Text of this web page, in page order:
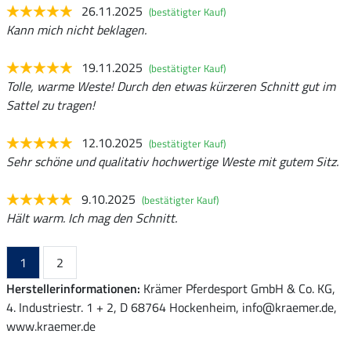
26.11.2025 (bestätigter Kauf)
Kann mich nicht beklagen.
19.11.2025 (bestätigter Kauf)
Tolle, warme Weste! Durch den etwas kürzeren Schnitt gut im
Sattel zu tragen!
12.10.2025 (bestätigter Kauf)
Sehr schöne und qualitativ hochwertige Weste mit gutem Sitz.
9.10.2025 (bestätigter Kauf)
Hält warm. Ich mag den Schnitt.
1
2
Herstellerinformationen: Krämer Pferdesport GmbH & Co. KG,
4. Industriestr. 1 + 2, D 68764 Hockenheim, info@kraemer.de,
www.kraemer.de